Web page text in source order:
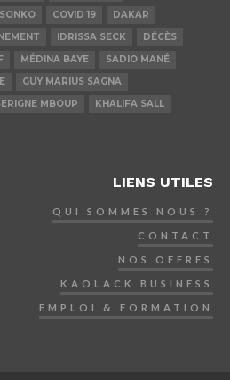
COVID 19
DAKAR
IDRISSA SECK
DÉCÈS
MÉDINA BAYE
SADIO MANÉ
GUY MARIUS SAGNA
MBOUP
KHALIFA SALL
LIENS UTILES
QUI SOMMES NOUS ?
CONTACT
NOS OFFRES
KAOLACK BUSINESS
EMPLOI & FORMATION